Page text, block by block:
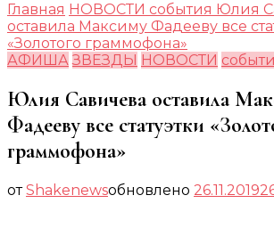
Главная НОВОСТИ события Юлия
оставила Максиму Фадееву все
«Золотого граммофона»
АФИША ЗВЕЗДЫ НОВОСТИ
Юлия Савичева оставила
Фадееву все статуэтки
граммофона»
отShakenewsобновлено 26.11.2019